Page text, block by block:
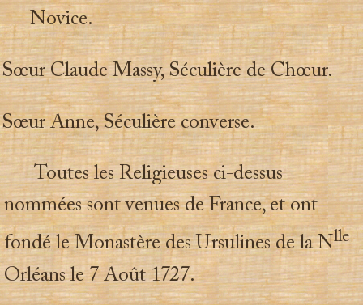
Novice.
Sœur Claude Massy, Séculière de Chœur.
Sœur Anne, Séculière converse.
Toutes les Religieuses ci-dessus
nommées sont venues de France, et ont
fondé le Monastère des Ursulines de la Nlle
Orléans le 7 Août 1727.